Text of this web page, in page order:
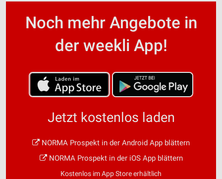
Noch mehr Angebote in
der weekli App!
Jetzt kostenlos laden
NORMA Prospekt in der Android App blättern
NORMA Prospekt in der iOS App blättern
Kostenlos im App Store erhältlich